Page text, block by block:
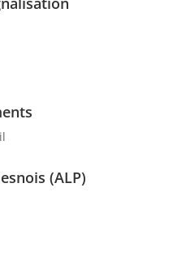
(ALP)